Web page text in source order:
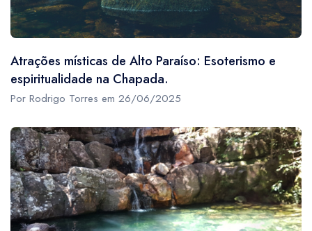
Atrações místicas de Alto Paraíso: Esoterismo e
espiritualidade na Chapada.
Por Rodrigo Torres em 26/06/2025